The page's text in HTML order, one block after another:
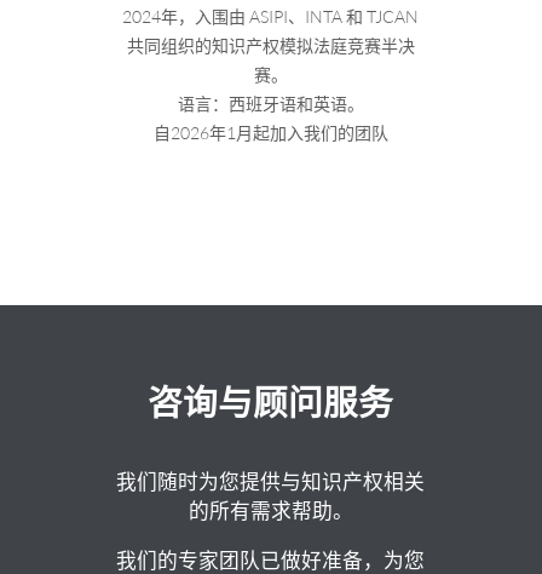
2024年，入围由 ASIPI、INTA 和 TJCAN
共同组织的知识产权模拟法庭竞赛半决
赛。
语言：西班牙语和英语。
自2026年1月起加入我们的团队
咨询与顾问服务
我们随时为您提供与知识产权相关
的所有需求帮助。
我们的专家团队已做好准备，为您